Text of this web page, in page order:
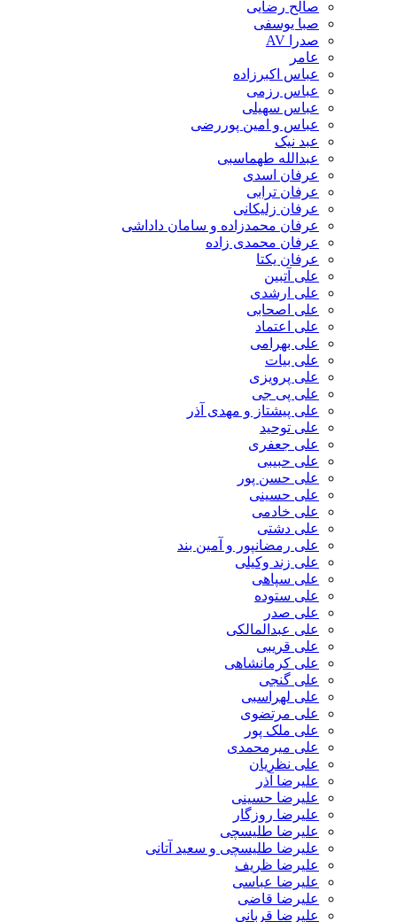
صالح رضایی
صبا یوسفی
صدرا AV
عامر
عباس اکبرزاده
عباس رزمی
عباس سهیلی
عباس و امین پوررضی
عبد نیک
عبدالله طهماسبی‎
عرفان اسدی
عرفان ترابی
عرفان زلیکانی
عرفان محمدزاده و سامان داداشی
عرفان محمدی زاده
عرفان یکتا
علی آتبین
علی ارشدی
علی اصحابی
علی اعتماد
علی بهرامی
علی بیات
علی پرویزی
علی پی جی
علی پیشتاز و مهدی آذر
علی توحید
علی جعفری
علی حبیبی
علی حسن پور
علی حسینی
علی خادمی
علی دشتی
علی رمضانپور و آمین بند
علی زند وکیلی
علی سپاهی
علی ستوده
علی صدر
علی عبدالمالکی
علی قریبی
علی کرمانشاهی
علی گنجی
علی لهراسبی
علی مرتضوی
علی ملک پور
علی میرمحمدی
علی نظریان
علیرضا آذر
علیرضا حسینی
علیرضا روزگار
علیرضا طلیسچی
علیرضا طلیسچی و سعید آتانی
علیرضا ظریف
علیرضا عباسی
علیرضا قاضی
علیرضا قربانی